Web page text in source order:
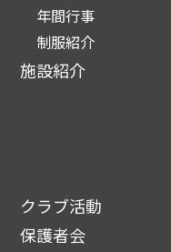
年間行事
制服紹介
施設紹介
クラブ活動
保護者会